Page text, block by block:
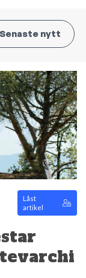
Senaste nytt
Låst
artikel